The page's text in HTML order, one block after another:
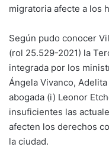
migratoria afecte a los
Según pudo conocer
(rol 25.529-2021) la
integrada por los
Ángela Vivanco,
abogada (i) Leonor
insuficientes las
afecten los derechos
la ciudad.